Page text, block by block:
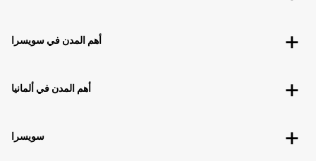
أهم المدن في سويسرا
أهم المدن في ألمانيا
سويسرا